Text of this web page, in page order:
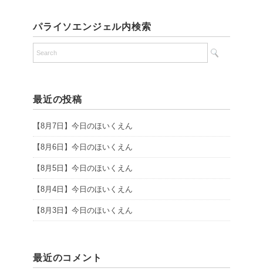
パライソエンジェル内検索
最近の投稿
【8月7日】今日のほいくえん
【8月6日】今日のほいくえん
【8月5日】今日のほいくえん
【8月4日】今日のほいくえん
【8月3日】今日のほいくえん
最近のコメント